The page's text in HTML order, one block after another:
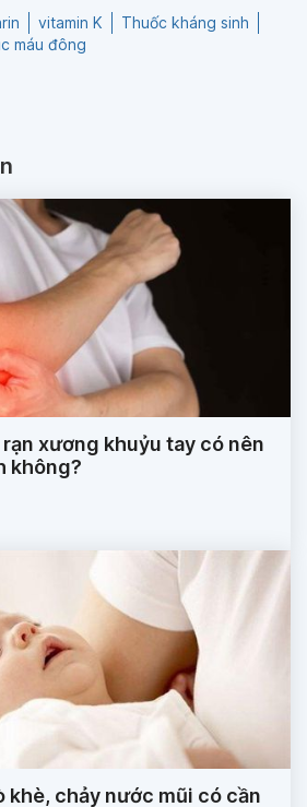
vitamin K
Thuốc kháng sinh
máu đông
xương khuỷu tay có nên
không?
khè, chảy nước mũi có cần